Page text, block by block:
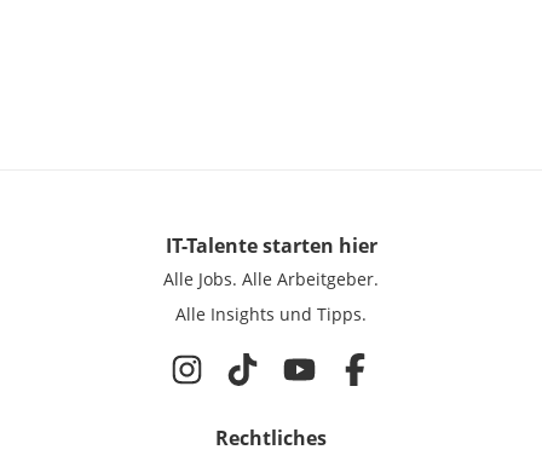
IT-Talentestarten hier
Alle Jobs. Alle Arbeitgeber.
Alle Insights und Tipps.
Rechtliches